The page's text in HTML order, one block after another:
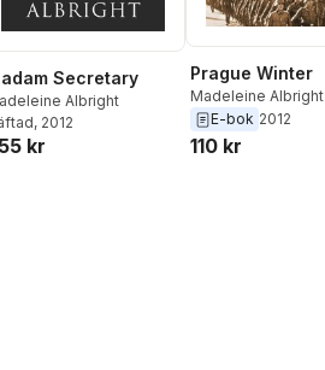
Secretary
Albright
, 2012
kr
Prague Winter
Madeleine Albright
E-bok 2012
110 kr